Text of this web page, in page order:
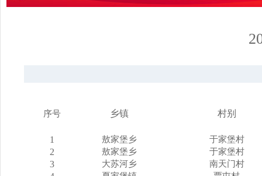
序号 乡镇 村别
1 敖家堡乡 于家堡村
2 敖家堡乡 于家堡村
3 大苏河乡 南天门村